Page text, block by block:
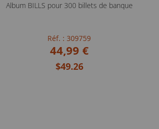
Album BILLS pour 300 billets de banque
Réf. : 309759
44,99 €
$49.26